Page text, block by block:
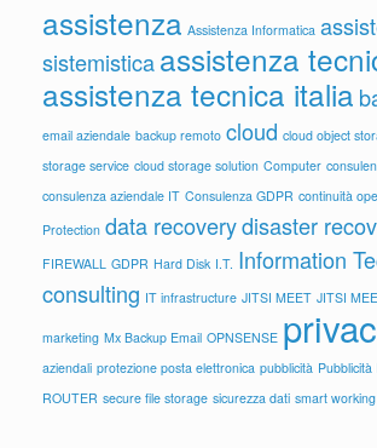
assistenza Assistenza Informatica
sistemisticaassistenza
assistenza tecnica italia
email aziendale backup remoto cloud cloud object
storage service cloud storage solution Computer
consulenza aziendale IT Consulenza GDPR continuità
Protection data recoverydisaster
FIREWALL GDPR Hard Disk I.T. Information
consulting IT infrastructure JITSI MEET JITSI
marketing Mx Backup Email OPNSENSE
aziendali protezione posta elettronica pubblicità
ROUTER secure file storage sicurezza dati smart working